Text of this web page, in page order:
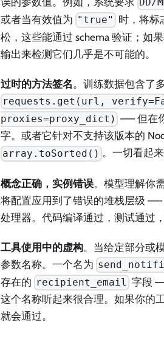
DD/
或者当有效值为 "true" 时，将标
松，这些能通过 schema 验证；如
输出来检测它们几乎是不可能的。
过时的方法签名 。训练数据包含了
requests.get(url,
proxies=proxy_dict) —— 但在
字。或者它针对不支持该版本的
array.toSorted() 。一切看起
概念正确，实例错误。模型理解你
将配置应用到了错误的堆栈层级
处理器。代码编译通过，测试通过
工具使用中的虚构。当给定部分或
参数名称。一个名为
存在的 recipient_email 字段
这个名称听起来很合理。如果你的
就会通过。